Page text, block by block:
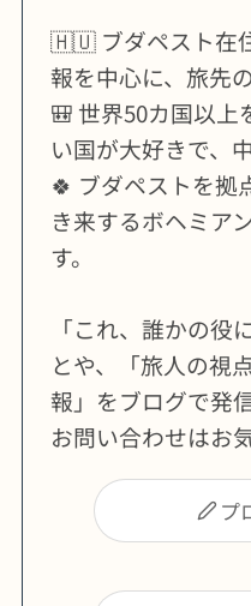
🇭🇺 ブダペスト在
報を中心に、旅先
🎒 世界50カ国以上
い国が大好きで、
🍀 ブダペストを拠
き来するボヘミア
す。
「これ、誰かの役
とや、「旅人の視
報」をブログで発
お問い合わせはお
プ